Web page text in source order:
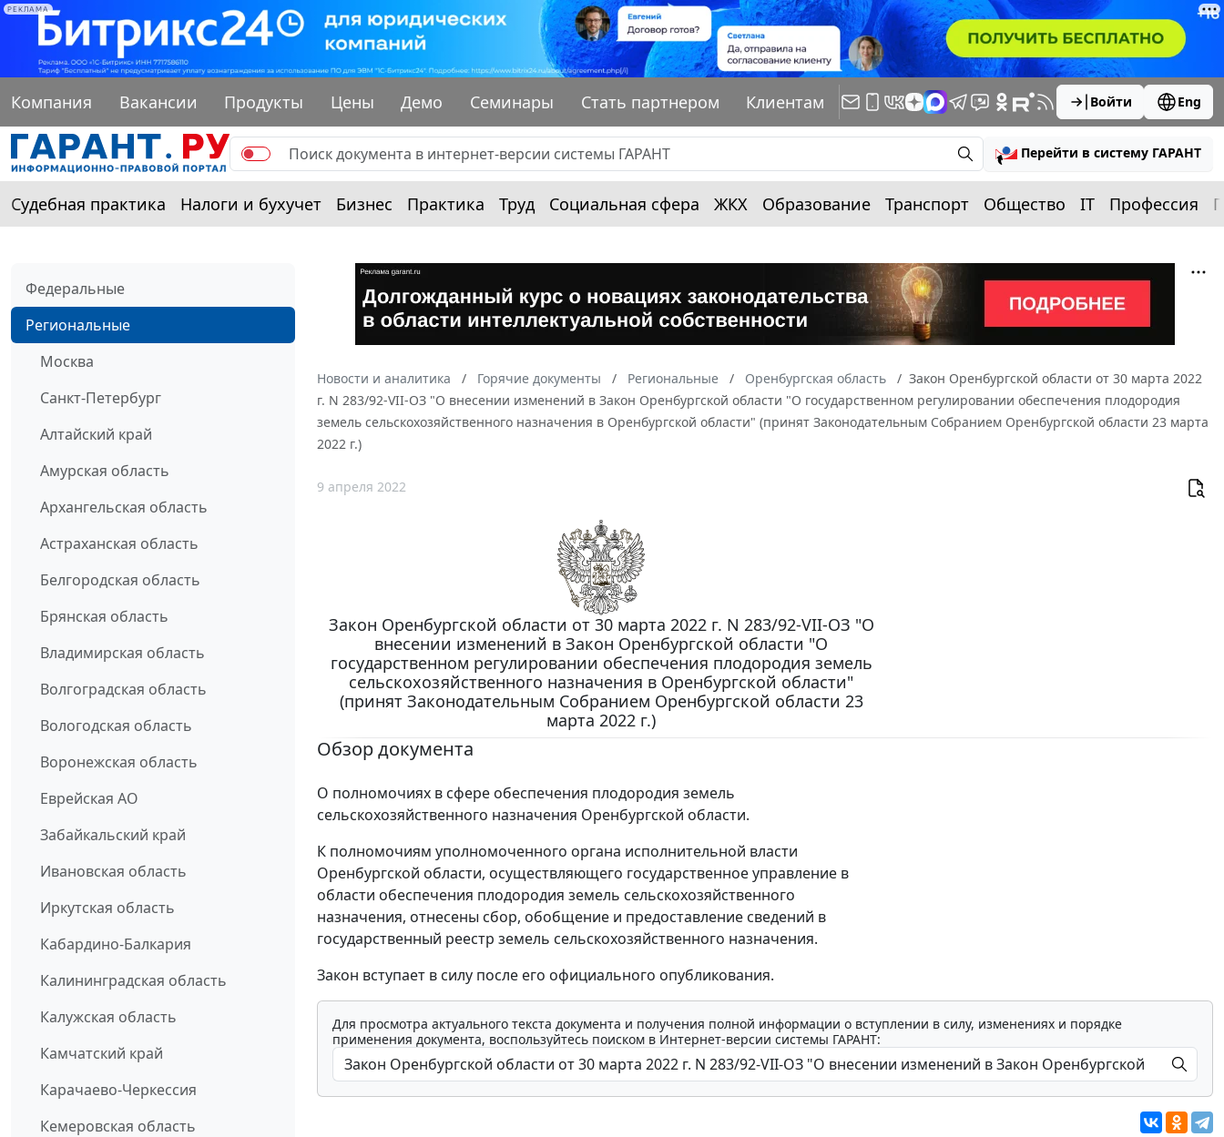
РЕКЛАМА
Компания Вакансии Продукты Цены Демо Семинары Стать партнером Клиентам Войти Eng
Перейти в систему ГАРАНТ
Судебная практика Налоги и бухучет Бизнес Практика Труд Социальная сфера ЖКХ Образование Транспорт Общество IT Профессия
Федеральные
Региональные
Москва
Санкт-Петербург
Алтайский край
Амурская область
Архангельская область
Астраханская область
Белгородская область
Брянская область
Владимирская область
Волгоградская область
Вологодская область
Воронежская область
Еврейская АО
Забайкальский край
Ивановская область
Иркутская область
Кабардино-Балкария
Калининградская область
Калужская область
Камчатский край
Карачаево-Черкессия
Кемеровская область
Новости и аналитика Горячие документы Региональные Оренбургская область
Закон Оренбургской области от 30 марта 2022
г. N 283/92-VII-ОЗ "О внесении изменений в Закон Оренбургской области "О государственном регулировании обеспечения плодородия
земель сельскохозяйственного назначения в Оренбургской области" (принят Законодательным Собранием Оренбургской области 23 марта
2022 г.)
9 апреля 2022
Закон Оренбургской области от 30 марта 2022 г. N 283/92-VII-ОЗ "О
внесении изменений в Закон Оренбургской области "О
государственном регулировании обеспечения плодородия земель
сельскохозяйственного назначения в Оренбургской области"
(принят Законодательным Собранием Оренбургской области 23
марта 2022 г.)
Обзор документа
О полномочиях в сфере обеспечения плодородия земель
сельскохозяйственного назначения Оренбургской области.
К полномочиям уполномоченного органа исполнительной власти
Оренбургской области, осуществляющего государственное управление в
области обеспечения плодородия земель сельскохозяйственного
назначения, отнесены сбор, обобщение и предоставление сведений в
государственный реестр земель сельскохозяйственного назначения.
Закон вступает в силу после его официального опубликования.
Для просмотра актуального текста документа и получения полной информации о вступлении в силу, изменениях и порядке
применения документа, воспользуйтесь поиском в Интернет-версии системы ГАРАНТ: